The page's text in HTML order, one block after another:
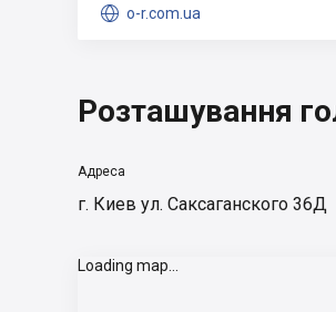
 o-r.com.ua
Розташування
Адреса
г. Киев ул. Саксаганского 36Д
Loading map...